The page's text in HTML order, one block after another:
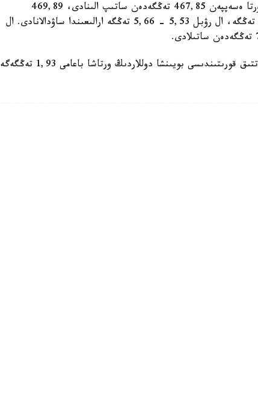
الماتىنىڭ اقشا ايىرباستاۋ پۋنكتتەرىندە دوللار ورتا ەسەپپەن 467,85 تەڭگەدەن ساتىپ الىنادى، 469,89
تەڭگەدەن ساتىلادى. ەۋرو 538,53 - 543,71 تەڭگە، ال رۋبل 5,53 - 5,66 تەڭگە ارالىعىندا ساۋدالانادى. ال
ەسكە سالايىق، 5- تامىز كۇندىزگى ساۋدا-ساتتىق قورىتىندىسى بويىنشا دوللاردىڭ ورتاشا باعامى 1,93 تەڭگەگە